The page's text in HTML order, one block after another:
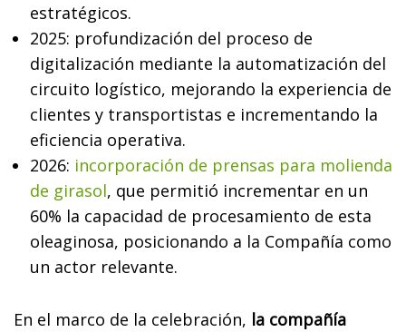
estratégicos.
2025: profundización del proceso de
digitalización mediante la automatización del
circuito logístico, mejorando la experiencia de
clientes y transportistas e incrementando la
eficiencia operativa.
2026: incorporación de prensas para molienda
de girasol, que permitió incrementar en un
60% la capacidad de procesamiento de esta
oleaginosa, posicionando a la Compañía como
un actor relevante.
En el marco de la celebración, la compañía